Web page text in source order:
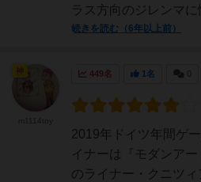
ラス方向のジレンマに
続きを読む（6年以上前）
449名 1名
2019年ドイツ年間ゲ
イナーは『モダンアー
のライナー・クニツィ